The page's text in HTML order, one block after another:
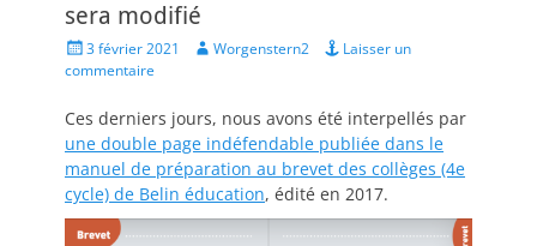
sera modifié
Posted
on
3 février 2021 AuthorWorgenstern2
Laisser un
commentaire
Ces derniers jours, nous avons été interpellés par
une double page indéfendable publiée dans le
manuel de préparation au brevet des collèges (4e
cycle) de Belin éducation, édité en 2017.